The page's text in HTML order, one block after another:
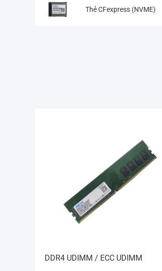
Thẻ CFexpress (NVME)
DDR4 UDIMM / ECC UDIMM